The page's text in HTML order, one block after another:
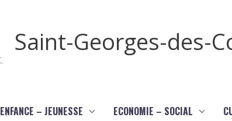
Saint-Georges-des-
ENFANCE – JEUNESSE ECONOMIE – SOCIAL